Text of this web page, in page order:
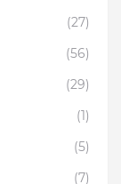
(27)
(56)
(29)
(1)
(5)
(7)